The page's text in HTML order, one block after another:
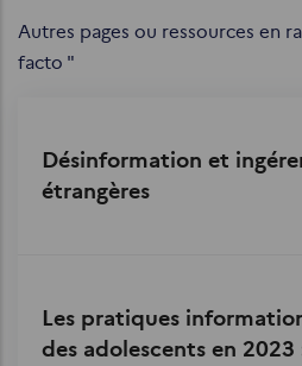
Autres pages ou ressources en
facto "
Désinformation et
étrangères
Les pratiques
des adolescents en